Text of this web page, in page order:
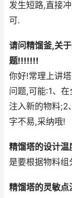
发生短路,直接
可.
请问精馏釜,关
题!!!!!!!
你好!常理上讲
问题,可能:1、
注入新的物料;2
字不易,采纳哦!
精馏塔的设计温
是要根据物料
精馏塔的灵敏点